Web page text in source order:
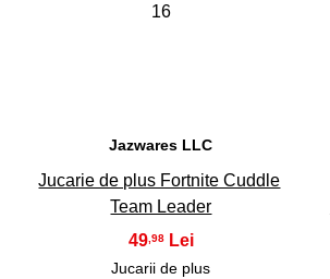
16
Jazwares LLC
Jucarie de plus Fortnite Cuddle
Team Leader
49,98
Jucarii de plus